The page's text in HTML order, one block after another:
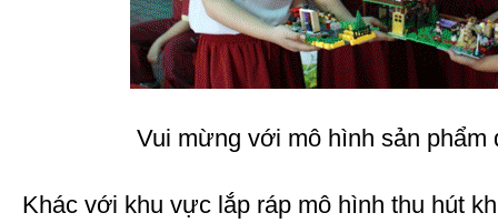
Vui mừng với mô hình sản phẩm
Khác với khu vực lắp ráp mô hình thu hút